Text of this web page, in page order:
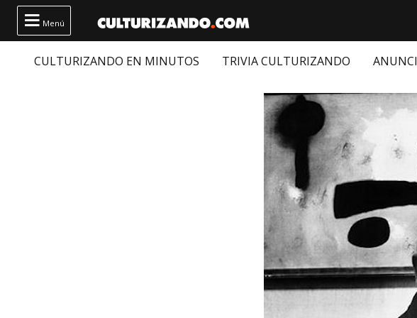
 Menú
CULTURIZANDO EN MINUTOS TRIVIA CULTURIZANDO